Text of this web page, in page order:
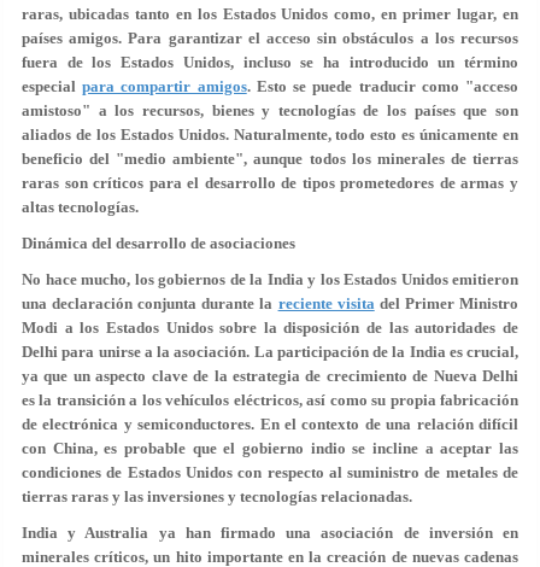
raras, ubicadas tanto en los Estados Unidos como, en primer lugar, en
países amigos. Para garantizar el acceso sin obstáculos a los recursos
fuera de los Estados Unidos, incluso se ha introducido un término
especialpara compartir amigos. Esto se puede traducir como "acceso
amistoso" a los recursos, bienes y tecnologías de los países que son
aliados de los Estados Unidos. Naturalmente, todo esto es únicamente en
beneficio del "medio ambiente", aunque todos los minerales de tierras
raras son críticos para el desarrollo de tipos prometedores de armas y
altas tecnologías.
Dinámica del desarrollo de asociaciones
No hace mucho, los gobiernos de la India y los Estados Unidos emitieron
una declaración conjunta durante la reciente visitadel Primer Ministro
Modi a los Estados Unidos sobre la disposición de las autoridades de
Delhi para unirse a la asociación. La participación de la India es crucial,
ya que un aspecto clave de la estrategia de crecimiento de Nueva Delhi
es la transición a los vehículos eléctricos, así como su propia fabricación
de electrónica y semiconductores. En el contexto de una relación difícil
con China, es probable que el gobierno indio se incline a aceptar las
condiciones de Estados Unidos con respecto al suministro de metales de
tierras raras y las inversiones y tecnologías relacionadas.
India y Australia ya han firmado una asociación de inversión en
minerales críticos, un hito importante en la creación de nuevas cadenas